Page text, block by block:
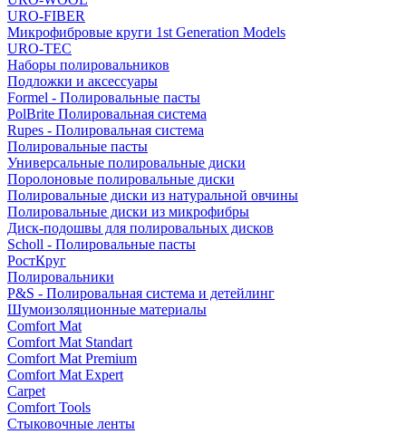
URO-FIBER
Микрофибровые круги 1st Generation Models
URO-TEC
Наборы полировальников
Подложки и аксессуары
Formel - Полировальные пасты
PolBrite Полировальная система
Rupes - Полировальная система
Полировальные пасты
Универсальные полировальные диски
Поролоновые полировальные диски
Полировальные диски из натуральной овчины
Полировальные диски из микрофибры
Диск-подошвы для полировальных дисков
Scholl - Полировальные пасты
РостКруг
Полировальники
P&S - Полировальная система и детейлинг
Шумоизоляционные материалы
Comfort Mat
Comfort Mat Standart
Comfort Mat Premium
Comfort Mat Expert
Carpet
Comfort Tools
Стыковочные ленты